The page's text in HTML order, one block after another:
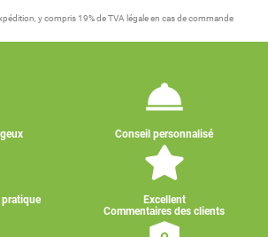
y compris 19% de TVA légale en cas de commande
Conseil personnalisé
Excellent
Commentaires des clients